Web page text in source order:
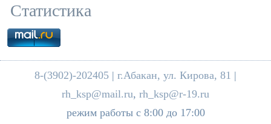
Статистика
8-(3902)-202405 | г.Абакан, ул. Кирова, 81 |
rh_ksp@mail.ru, rh_ksp@r-19.ru
режим работы с 8:00 до 17:00